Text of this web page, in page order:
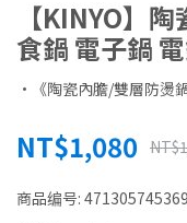
【KINYO】
食鍋 電子鍋
•《陶瓷內膽/雙層防燙
NT$1,080
商品编号: 471305745369